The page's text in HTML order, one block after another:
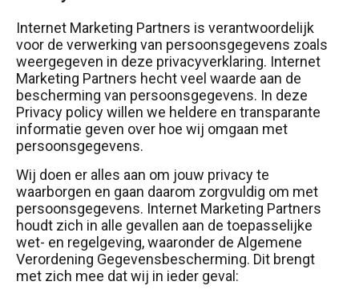
Internet Marketing Partners is verantwoordelijk
voor de verwerking van persoonsgegevens zoals
weergegeven in deze privacyverklaring. Internet
Marketing Partners hecht veel waarde aan de
bescherming van persoonsgegevens. In deze
Privacy policy willen we heldere en transparante
informatie geven over hoe wij omgaan met
persoonsgegevens.
Wij doen er alles aan om jouw privacy te
waarborgen en gaan daarom zorgvuldig om met
persoonsgegevens. Internet Marketing Partners
houdt zich in alle gevallen aan de toepasselijke
wet- en regelgeving, waaronder de Algemene
Verordening Gegevensbescherming. Dit brengt
met zich mee dat wij in ieder geval: